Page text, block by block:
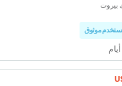
بيروت
موثوق